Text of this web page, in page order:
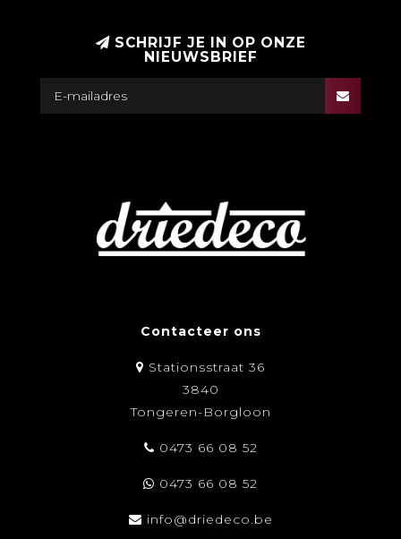
SCHRIJF JE IN OP ONZE
NIEUWSBRIEF
Contacteer ons
Stationsstraat 36
3840
Tongeren-Borgloon
0473 66 08 52
0473 66 08 52
info@driedeco.be